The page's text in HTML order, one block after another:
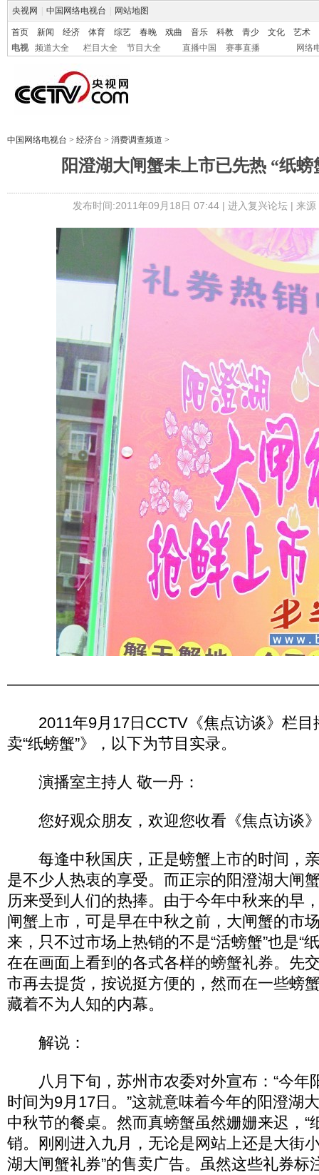
央视网 中国网络电视台 网站地图
首页 新闻 经济 体育 综艺 春晚 戏曲 音乐 科教 青少 文化
艺术
电视
频道大全 栏目大全 节目大全 直播中国 赛事直播 网络
中国网络电视台 > 经济台 > 消费调查频道 >
阳澄湖大闸蟹未上市已先热 “纸螃
发布时间:2011年09月18日 07:44 | 进入复兴论坛| 来源
2011年9月17日CCTV《焦点访谈》栏目
卖“纸螃蟹”》，以下为节目实录。
演播室主持人 敬一丹：
您好观众朋友，欢迎您收看《焦点访谈
每逢中秋国庆，正是螃蟹上市的时间，
是不少人热衷的享受。而正宗的阳澄湖大闸
历来受到人们的热捧。由于今年中秋来的早
闸蟹上市，可是早在中秋之前，大闸蟹的市
来，只不过市场上热销的不是“活螃蟹”也是“
在在画面上看到的各式各样的螃蟹礼券。先
市再去提货，按说挺方便的，然而在一些螃
藏着不为人知的内幕。
解说：
八月下旬，苏州市农委对外宣布：“今年
时间为9月17日。”这就意味着今年的阳澄湖
中秋节的餐桌。然而真螃蟹虽然姗姗来迟，“
销。刚刚进入九月，无论是网站上还是大街
湖大闸蟹礼券”的售卖广告。虽然这些礼券标